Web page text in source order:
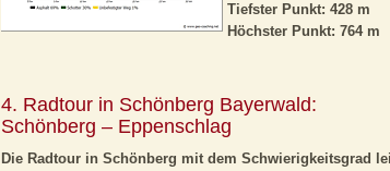
Tiefster Punkt: 428 m
Höchster Punkt: 764 m
4. Radtour in Schönberg Bayerwald:
Schönberg – Eppenschlag
Die Radtour in Schönberg mit dem Schwierigkeitsgrad